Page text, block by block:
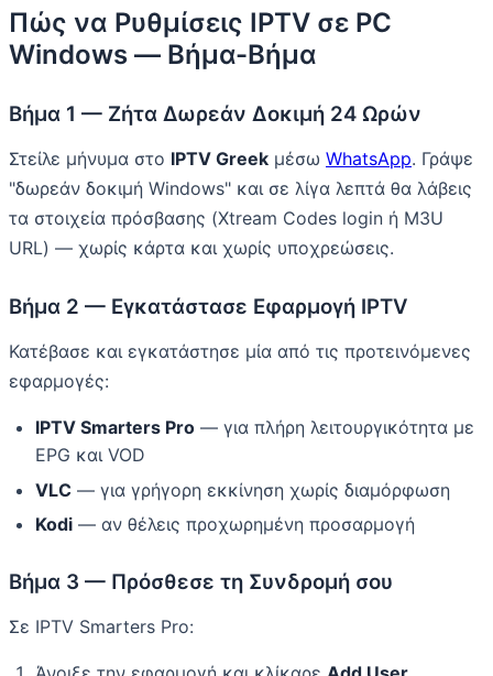
Πώς να Ρυθμίσεις IPTV σε PC
Windows — Βήμα-Βήμα
Βήμα 1 — Ζήτα Δωρεάν Δοκιμή 24 Ωρών
Στείλε μήνυμα στο IPTV Greek μέσω WhatsApp. Γράψε
"δωρεάν δοκιμή Windows" και σε λίγα λεπτά θα λάβεις
τα στοιχεία πρόσβασης (Xtream Codes login ή M3U
URL) — χωρίς κάρτα και χωρίς υποχρεώσεις.
Βήμα 2 — Εγκατάστασε Εφαρμογή IPTV
Κατέβασε και εγκατάστησε μία από τις προτεινόμενες
εφαρμογές:
IPTV Smarters Pro — για πλήρη λειτουργικότητα με
EPG και VOD
VLC — για γρήγορη εκκίνηση χωρίς διαμόρφωση
Kodi — αν θέλεις προχωρημένη προσαρμογή
Βήμα 3 — Πρόσθεσε τη Συνδρομή σου
Σε IPTV Smarters Pro: